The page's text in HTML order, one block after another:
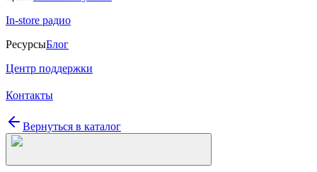
In-store радио
РесурсыБлог
Центр поддержки
Контакты
Вернуться в каталог